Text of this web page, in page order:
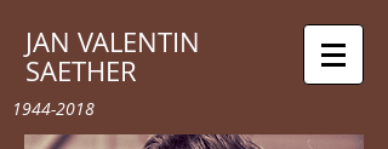
JAN VALENTIN
SAETHER
1944-2018